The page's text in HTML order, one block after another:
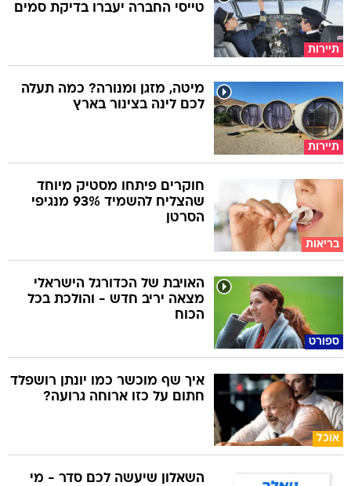
תיירות
טייסי החברה יעברו בדיקת סמים
תיירות
מיטה, מזגן ומנורה? כמה תעלה
לכם לינה בצינור בארץ
בריאות
חוקרים פיתחו מסטיק מיוחד
שהצליח להשמיד 93% מנגיפי
הסרטן
ספורט
האויבת של הכדורגל הישראלי
מצאה יריב חדש - והולכת בכל
הכוח
אוכל
איך שף מוכשר כמו יונתן רושפלד
חתום על כזו ארוחה גרועה?
השאלון שיעשה לכם סדר - מי